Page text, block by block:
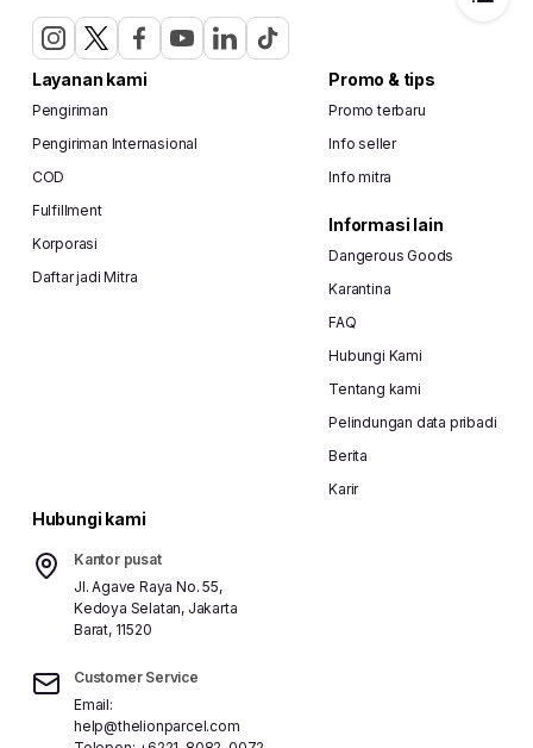
Layanan kami
Pengiriman
Pengiriman Internasional
COD
Fulfillment
Korporasi
Daftar jadi Mitra
Promo & tips
Promo terbaru
Info seller
Info mitra
Informasi lain
Dangerous Goods
Karantina
FAQ
Hubungi Kami
Tentang kami
Pelindungan data pribadi
Berita
Karir
Hubungi kami
Kantor pusat
Jl. Agave Raya No. 55,
Kedoya Selatan, Jakarta
Barat, 11520
Customer Service
Email:
help@thelionparcel.com